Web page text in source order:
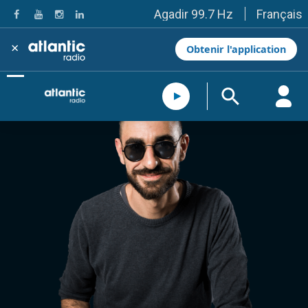
Agadir 99.7 Hz
Tanger 103.3 Hz
Tétouan 87.8 Hz
Fès 98.8 Hz
Meknès 97.2 Hz
El Jadida 97.3
Settat 104,6
Essaouira 96.6
Safi 92.3
Taza 103.0
Taounate 95.6
Tiznit 103.1
SkhourRhamna 92.2
Taroudant 104.9
Guelmim 91.9
Tan-Tan 95.2
Tafraout 104.9
Casablanca 92.5 Hz
Rabat, Salé 106.9 Hz
Marrakech 90.5 Hz
Français
× Obtenir l'application